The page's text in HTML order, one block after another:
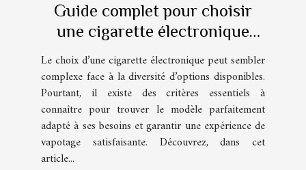
Guide complet pour choisir
une cigarette électronique
adaptée à vos besoins
Le choix d’une cigarette électronique peut sembler
complexe face à la diversité d’options disponibles.
Pourtant, il existe des critères essentiels à
connaître pour trouver le modèle parfaitement
adapté à ses besoins et garantir une expérience de
vapotage satisfaisante. Découvrez, dans cet
article...